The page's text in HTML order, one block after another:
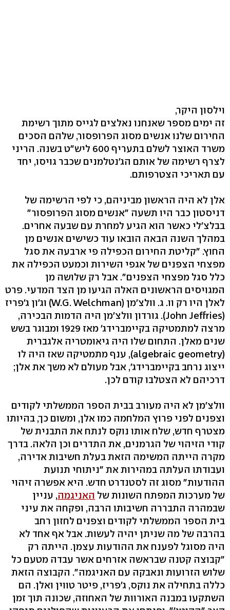
וילסון היקר,
זה ימים מספר שאנחנו נאלצים לגייס מתוך רשימת
החירום שלנו אנשים מסוג הפרופסור, שלהם הסכים
משרד האוצר לשלם בתעריף 600 ליש"ט בשנה. הריני
לצרף רשימה של אותם הג'נטלמנים שכבר גויסו, יחד
עם תאריכי הצטרפותם.
אלן לא היה הראשון מביניהם, כי לפי הרשימה של
דניסטון כבר היו תשעה "אנשים מסוג הפרופסור"
בבלצ'לי כאשר הוא הגיע למחרת עם שבעה אחרים.
במהלך השנה הבאה הובאו עוד כשישים אנשים מן
החוץ. "קליטת החירום הכפילה פי ארבעה את סגל
מפצחי הצפנים של אגפי השירות וכמעט הכפילה את
כלל סגל מפצחי הצפנים". אבל רק שלושה מן
המגויסים הראשונים האלה הגיעו מן הצד המדעי. פרט
לאלן היו רק וו. ג. וולצ'מן (W.G. Welchman) וג'ון ג'פריז
(John Jeffries). גורדון וולצ'מן היה הדמות הבכירה,
מרצה למתמטיקה בקיימברידג' מאז 1929 ומבוגר בשש
שנים מאלן. התחום שלו היה גיאומטריה אלגברית
(algebraic geometry), ענף מתמטיקה שאז היה לו
ייצוג נרחב בקיימברידג', אבל מעולם לא משך את אלן;
דרכיהם לא הצטלבו קודם לכן.
וולצ'מן לא היה מעורב בבית הספר הממשלתי לקודים
וצפנים לפני פרוץ המלחמה כמו אלן, ומשום כך, בהיותו
מצטרף חדש, שלח אותו נוקס לנתח את התבנית של
קודי הזיהוי של הגרמנים, את התדרים וכן הלאה. בדרך
מקרה הייתה המשימה הזאת בעלת חשיבות אדירה,
ועבודתו העלתה במהירות את "ניתוחי תנועת
ההודעות" מסוג זה לסטנדרט חדש. היא אפשרה זיהוי
של מערכות המפתח השונות של האניגמה, עניין
שבמהרה התבררה חשיבותו הרבה, ופקחה את עיני
בית הספר הממשלתי לקודים וצפנים לחזון רחב
בהרבה של מה שניתן יהיה לעשות. אבל אף אחד לא
היה מסוגל לפענח את ההודעות עצמן. הייתה רק
"קבוצה קטנה שבראשה אזרחים אשר עבדה מטעם כל
שלוש הזרועות ונאבקה עם האניגמה". הקבוצה הזאת
כללה בתחילה את נוקס, ג'פריז, פיטר טווין ואלן. הם
השתקעו במבנה האורוות של האחוזה, שכונה תוך זמן